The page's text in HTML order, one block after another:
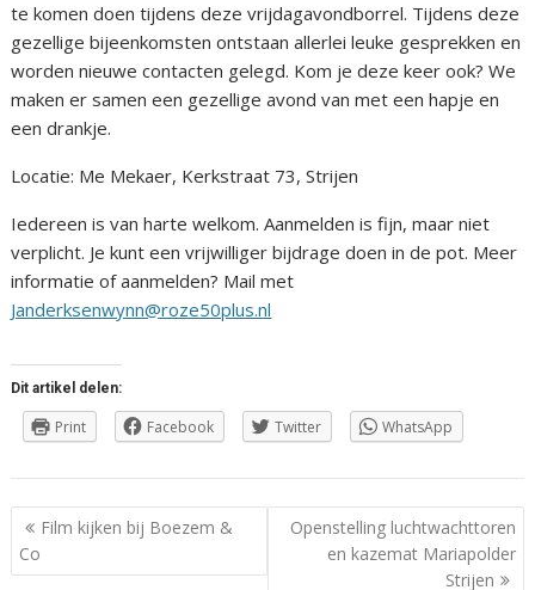
te komen doen tijdens deze vrijdagavondborrel. Tijdens deze
gezellige bijeenkomsten ontstaan allerlei leuke gesprekken en
worden nieuwe contacten gelegd. Kom je deze keer ook? We
maken er samen een gezellige avond van met een hapje en
een drankje.
Locatie: Me Mekaer, Kerkstraat 73, Strijen
Iedereen is van harte welkom. Aanmelden is fijn, maar niet
verplicht. Je kunt een vrijwilliger bijdrage doen in de pot. Meer
informatie of aanmelden? Mail met
Janderksenwynn@roze50plus.nl
Dit artikel delen:
Print Facebook Twitter WhatsApp
Berichtnavigatie
Film kijken bij Boezem &
Co
Openstelling luchtwachttoren
en kazemat Mariapolder
Strijen